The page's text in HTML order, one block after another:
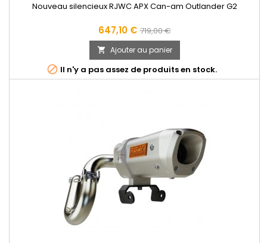
Nouveau silencieux RJWC APX Can-am Outlander G2
Prix
647,10 € Prix
base
719,00 €
 Ajouter au panier
 Il n'y a pas assez de produits en stock.